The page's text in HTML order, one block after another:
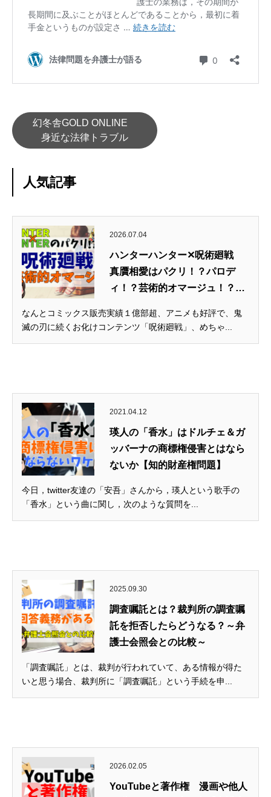
幻冬舎GOLD ONLINE
身近な法律トラブル
人気記事
2026.07.04
ハンターハンター✕呪術廻戦
真贋相愛はパクリ！？パロデ
ィ！？芸術的オマージュ！？
なんとコミックス販売実績１億部超、アニメも好評で、鬼
滅の刃に続くお化けコンテンツ「呪術廻戦」、めちゃ...
2021.04.12
瑛人の「香水」はドルチェ＆ガ
ッバーナの商標権侵害とはなら
ないか【知的財産権問題】
今日，twitter友達の「安吾」さんから，瑛人という歌手の
「香水」という曲に関し，次のような質問を...
2025.09.30
調査嘱託とは？裁判所の調査嘱
託を拒否したらどうなる？～弁
護士会照会との比較～
「調査嘱託」とは、裁判が行われていて、ある情報が得た
いと思う場合、裁判所に「調査嘱託」という手続を申...
2026.02.05
YouTubeと著作権 漫画や他人